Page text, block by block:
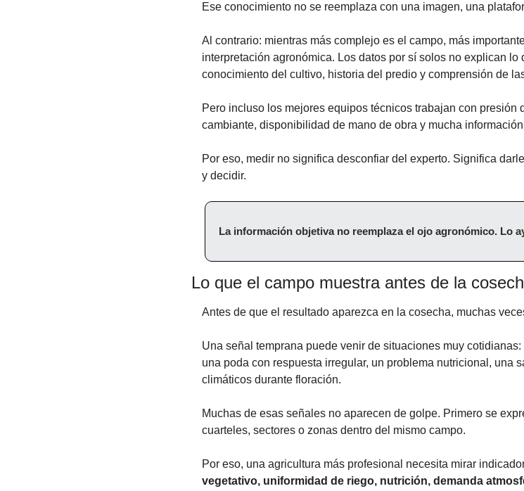
Ese conocimiento no se reemplaza con una imagen, una
Al contrario: mientras más complejo es el campo, más
interpretación agronómica. Los datos por sí solos no explican lo
conocimiento del cultivo, historia del predio y comprensión de
Pero incluso los mejores equipos técnicos trabajan con presión
cambiante, disponibilidad de mano de obra y mucha
Por eso, medir no significa desconfiar del experto. Significa
y decidir.
La información objetiva no reemplaza el ojo agronómico. Lo
Lo que el campo muestra antes de la
Antes de que el resultado aparezca en la cosecha, muchas
Una señal temprana puede venir de situaciones muy
una poda con respuesta irregular, un problema nutricional, una
climáticos durante floración.
Muchas de esas señales no aparecen de golpe. Primero se
cuarteles, sectores o zonas dentro del mismo campo.
Por eso, una agricultura más profesional necesita mirar
vegetativo, uniformidad de riego, nutrición, demanda